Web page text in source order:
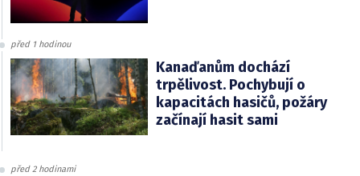
před 1 hodinou
Kanaďanům dochází
trpělivost. Pochybují o
kapacitách hasičů, požáry
začínají hasit sami
před 2 hodinami